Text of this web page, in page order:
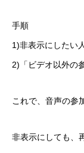
手順
1)非表示にしたい
2)「ビデオ以外の
これで、音声の参
非表示にしても、